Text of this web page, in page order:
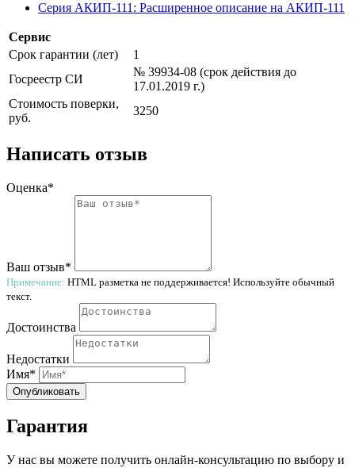
Серия АКИП-111: Расширенное описание на АКИП-111
Сервис
Срок гарантии (лет)
1
Госреестр СИ
№ 39934-08 (срок действия до
17.01.2019 г.)
Стоимость поверки,
руб.
3250
Написать отзыв
Оценка*
Ваш отзыв*
Примечание: HTML разметка не поддерживается! Используйте обычный
текст.
Достоинства
Недостатки
Имя*
Опубликовать
Гарантия
У нас вы можете получить онлайн-консультацию по выбору и